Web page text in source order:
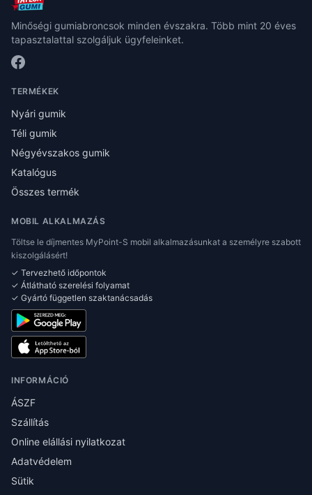
Minőségi gumiabroncsok minden évszakra. Több mint 20 éves
tapasztalattal szolgáljuk ügyfeleinket.
TERMÉKEK
Nyári gumik
Téli gumik
Négyévszakos gumik
Katalógus
Összes termék
MOBIL ALKALMAZÁS
Töltse le díjmentes MyPoint-S mobil alkalmazásunkat a személyre szabott
kiszolgálásért!
✓ Tervezhető időpontok
✓ Átlátható szerelési folyamat
✓ Gyártó független szaktanácsadás
INFORMÁCIÓ
ÁSZF
Szállítás
Online elállási nyilatkozat
Adatvédelem
Sütik